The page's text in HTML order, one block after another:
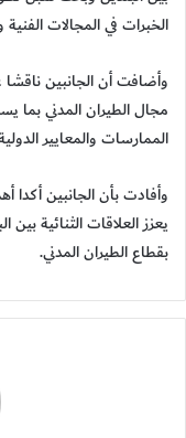
الخبرات في المجالات الفنية
وأضافت أن الجانبين
مجال الطيران المدني
الممارسات والمعايير
وأفادت بأن الجانبين أكدا
يعزز العلاقات الثنائية
بقطاع الطيران المدني.